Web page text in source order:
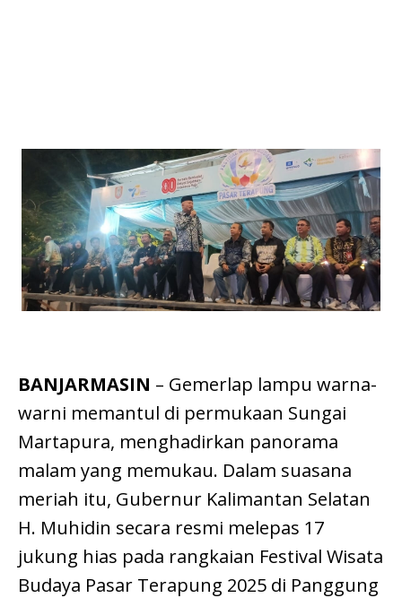
BANJARMASIN – Gemerlap lampu warna-
warni memantul di permukaan Sungai
Martapura, menghadirkan panorama
malam yang memukau. Dalam suasana
meriah itu, Gubernur Kalimantan Selatan
H. Muhidin secara resmi melepas 17
jukung hias pada rangkaian Festival Wisata
Budaya Pasar Terapung 2025 di Panggung